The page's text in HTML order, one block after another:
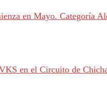
en Mayo. Categoría
en el Circuito de